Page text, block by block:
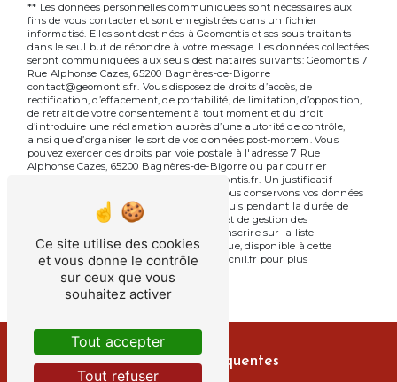
** Les données personnelles communiquées sont nécessaires aux
fins de vous contacter et sont enregistrées dans un fichier
informatisé. Elles sont destinées à Geomontis et ses sous-traitants
dans le seul but de répondre à votre message. Les données collectées
seront communiquées aux seuls destinataires suivants: Geomontis 7
Rue Alphonse Cazes, 65200 Bagnères-de-Bigorre
contact@geomontis.fr. Vous disposez de droits d’accès, de
rectification, d’effacement, de portabilité, de limitation, d’opposition,
de retrait de votre consentement à tout moment et du droit
d’introduire une réclamation auprès d’une autorité de contrôle,
ainsi que d’organiser le sort de vos données post-mortem. Vous
pouvez exercer ces droits par voie postale à l'adresse 7 Rue
Alphonse Cazes, 65200 Bagnères-de-Bigorre ou par courrier
électronique à l'adresse contact@geomontis.fr. Un justificatif
d'identité pourra vous être demandé. Nous conservons vos données
pendant la période de prise de contact puis pendant la durée de
prescription légale aux fins probatoires et de gestion des
contentieux. Vous avez le droit de vous inscrire sur la liste
d'opposition au démarchage téléphonique, disponible à cette
adresse:
Bloctel.gouv.fr. Consultez le site cnil.fr pour plus
d’informations sur vos droits.
Recherches fréquentes
Ce site utilise des cookies
et vous donne le contrôle
sur ceux que vous
souhaitez activer
Tout accepter
Tout refuser